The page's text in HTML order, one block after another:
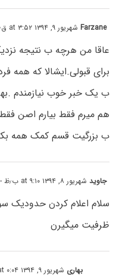
Farzaneشهریور ۹, ۱۳۹۴ at ۳:۵۲ ق٫ظ
عاقا من هرچه ب نتیجه
برای قبولی.ایشالا که
ب یک خبر خوب نیازمندم
هم میرم فقط بیارم اصن
ب بزرگیت قسم کمک همه
جاویدشهریور ۸, ۱۳۹۴ at ۹:۱۰ ب٫ظ - Reply
سلام اعلام کردن حدودیک
ظرفیت میگیرن
بهاری شهریور ۹, ۱۳۹۴ at ۰:۰۴ ق٫ظ